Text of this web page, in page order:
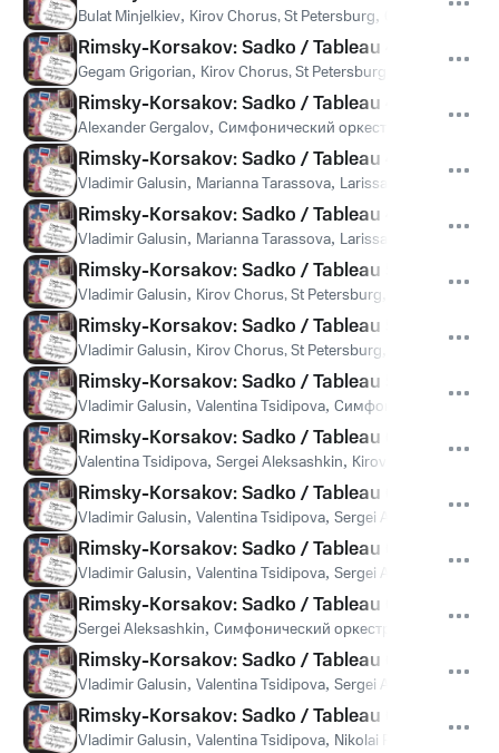
Bulat Minjelkiev, Kirov Chorus, St Petersburg,
Rimsky-Korsakov: Sadko / Tableau 4 - "Ni
Gegam Grigorian, Kirov Chorus, St Petersburg
Rimsky-Korsakov: Sadko / Tableau 4 - "Gorat
Alexander Gergalov, Симфонический оркестр Мариинского
Rimsky-Korsakov: Sadko / Tableau 4 - "A i v
Vladimir Galusin, Marianna Tarassova, Larissa Diadkova
Rimsky-Korsakov: Sadko / Tableau 4 - "Vysata
Vladimir Galusin, Marianna Tarassova, Larissa Diadkova
Rimsky-Korsakov: Sadko / Tableau 5 - "Ush
Vladimir Galusin, Kirov Chorus, St Petersburg
Rimsky-Korsakov: Sadko / Tableau 5 - "Goj,
Vladimir Galusin, Kirov Chorus, St Petersburg
Rimsky-Korsakov: Sadko / Tableau 5 - "Nikak
Vladimir Galusin, Valentina Tsidipova, Симфонический
Rimsky-Korsakov: Sadko / Tableau 6 - "Glup'
Valentina Tsidipova, Sergei Aleksashkin, Kirov Chorus, St
Rimsky-Korsakov: Sadko / Tableau 6 - "Sineje
Vladimir Galusin, Valentina Tsidipova, Sergei Aleksashkin
Rimsky-Korsakov: Sadko / Tableau 6 - "Nu,
Vladimir Galusin, Valentina Tsidipova, Sergei Aleksashkin
Rimsky-Korsakov: Sadko / Tableau 6 - "Paigraj
Sergei Aleksashkin, Симфонический оркестр Мариинского
Rimsky-Korsakov: Sadko / Tableau 6 - "Slaven,
Vladimir Galusin, Valentina Tsidipova, Sergei Aleksashkin
Rimsky-Korsakov: Sadko / Tableau 6 - "Aj, ne f
Vladimir Galusin, Valentina Tsidipova, Nikolai Putilin